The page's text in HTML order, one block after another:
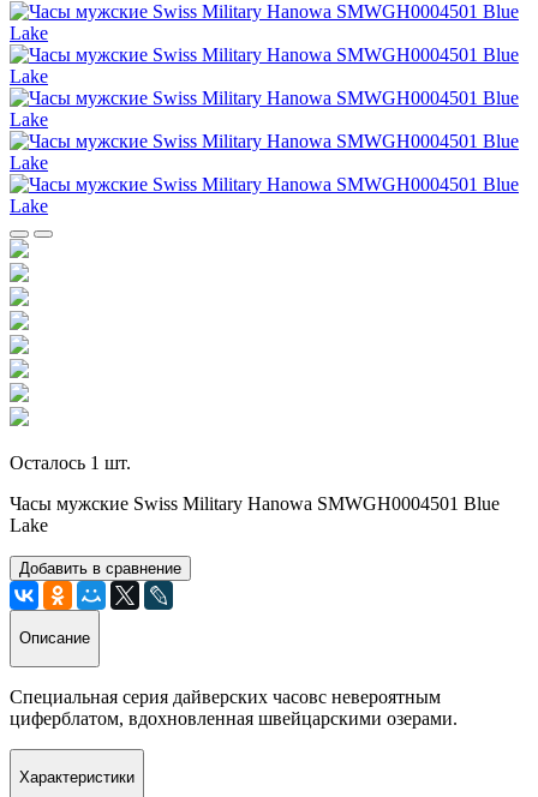
Осталось 1 шт.
Часы мужские Swiss Military Hanowa SMWGH0004501 Blue
Lake
Добавить в сравнение
Описание
Специальная серия дайверских часовс невероятным
циферблатом, вдохновленная швейцарскими озерами.
Характеристики